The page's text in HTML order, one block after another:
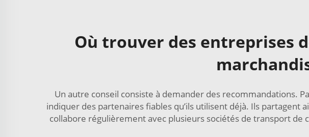
Où trouver des entreprises
Un autre conseil consiste à demander des recommandations.
indiquer des partenaires fiables qu’ils utilisent déjà. Ils
collabore régulièrement avec plusieurs sociétés de transport